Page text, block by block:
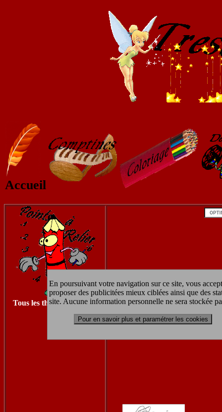
En poursuivant votre navigation sur ce site, vous
proposer des publicitées mieux ciblées ainsi que des
site. Aucune information personnelle ne sera stockée
Pour en savoir plus et paramétrer les cookies
Accueil
Tous les thèmes à imprimer